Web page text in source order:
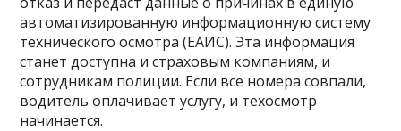
автоматизированную информационную систему
технического осмотра (ЕАИС). Эта информация
станет доступна и страховым компаниям, и
сотрудникам полиции. Если все номера совпали,
водитель оплачивает услугу, и техосмотр
начинается.